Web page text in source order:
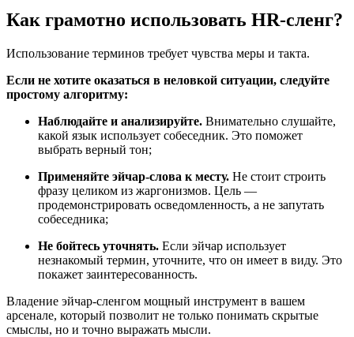
Как грамотно использовать HR-сленг?
Использование терминов требует чувства меры и такта.
Если не хотите оказаться в неловкой ситуации, следуйте
простому алгоритму:
Наблюдайте и анализируйте. Внимательно слушайте,
какой язык использует собеседник. Это поможет
выбрать верный тон;
Применяйте эйчар-слова к месту. Не стоит строить
фразу целиком из жаргонизмов. Цель —
продемонстрировать осведомленность, а не запутать
собеседника;
Не бойтесь уточнять. Если эйчар использует
незнакомый термин, уточните, что он имеет в виду. Это
покажет заинтересованность.
Владение эйчар-сленгом мощный инструмент в вашем
арсенале, который позволит не только понимать скрытые
смыслы, но и точно выражать мысли.